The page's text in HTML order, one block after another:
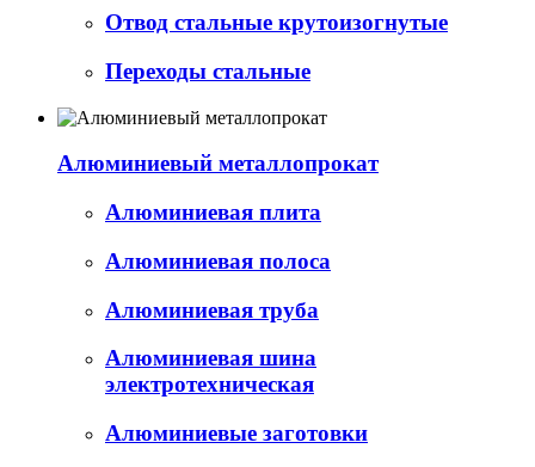
Отвод стальные крутоизогнутые
Переходы стальные
Алюминиевый металлопрокат
Алюминиевая плита
Алюминиевая полоса
Алюминиевая труба
Алюминиевая шина
электротехническая
Алюминиевые заготовки